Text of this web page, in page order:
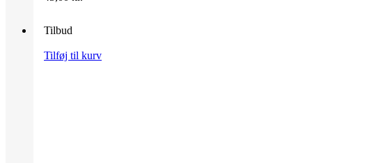
Tilbud
Tilføj til kurv